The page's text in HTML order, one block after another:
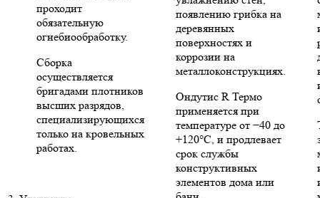
проходит
обязательную
огнебиообработку.
Сборка
осуществляется
бригадами плотников
высших разрядов,
специализирующихся
только на кровельных
работах.
появлению грибка на
деревянных
поверхностях и
коррозии на
металлоконструкциях.
Ондутис R Термо
применяется при
температуре от −40 до
+120°C, и продлевает
срок службы
конструктивных
элементов дома или